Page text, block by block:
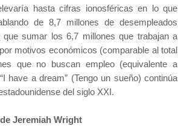
hasta cifras ionosféricas en lo que
de 8,7 millones de desempleados
sumar los 6,7 millones que trabajan a
motivos económicos (comparable al total
que no buscan empleo (equivalente a
have a dream” (Tengo un sueño) continúa
del siglo XXI.
Jeremiah Wright